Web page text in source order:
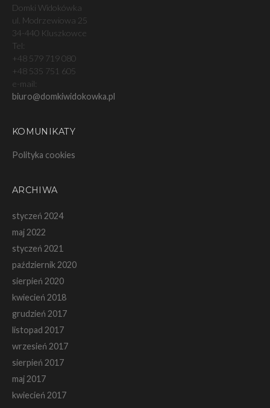
Domki Widokówka
ul. Modrzewiowa 25
34-440 Kluszkowce
Tel:
+48 579 719 080
+48 535 751 605
e-mail:
biuro@domkiwidokowka.pl
KOMUNIKATY
Polityka cookies
ARCHIWA
styczeń 2024
maj 2022
styczeń 2021
październik 2020
sierpień 2020
kwiecień 2018
grudzień 2017
listopad 2017
wrzesień 2017
sierpień 2017
maj 2017
kwiecień 2017